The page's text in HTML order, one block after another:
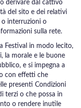
derivare dal cattivo
del sito e dei relativi
o interruzioni o
sulla rete.
Festival in modo lecito,
la morale e le buone
e si impegna a
con effetti che
presenti Condizioni
terzi o che possa in
o rendere inutile